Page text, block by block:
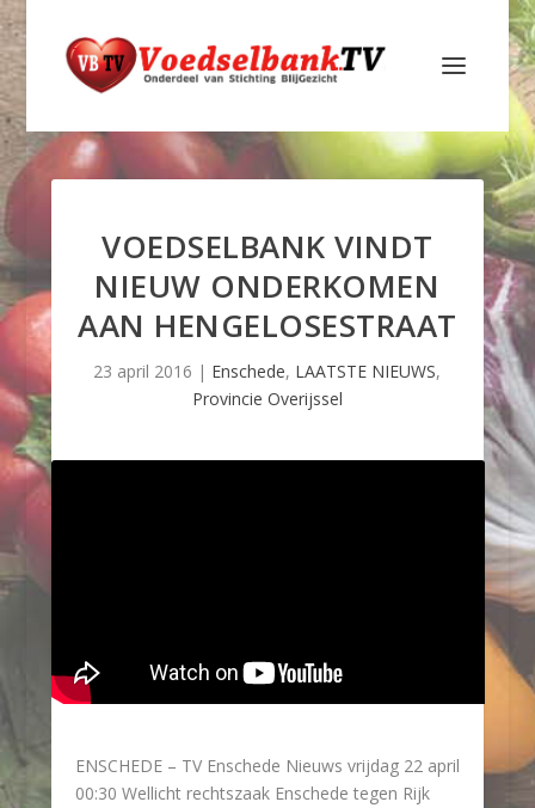
VOEDSELBANK VINDT
NIEUW ONDERKOMEN
AAN HENGELOSESTRAAT
23 april 2016 | Enschede, LAATSTE NIEUWS,
Provincie Overijssel
ENSCHEDE – TV Enschede Nieuws vrijdag 22 april
00:30 Wellicht rechtszaak Enschede tegen Rijk